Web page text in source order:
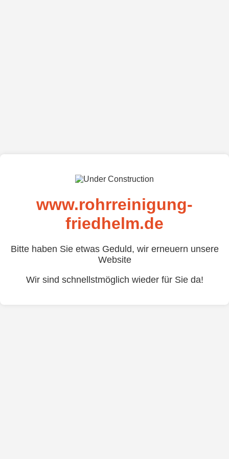
www.rohrreinigung-
friedhelm.de
Bitte haben Sie etwas Geduld, wir erneuern unsere
Website
Wir sind schnellstmöglich wieder für Sie da!